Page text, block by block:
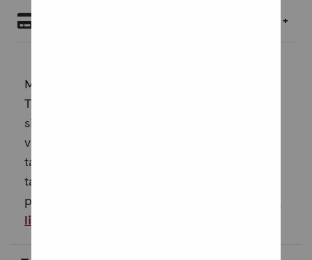
Menestyskirjailija Katri Syvärisen odotetut
Taikahetkiä elämään -kortit vahvistavat
sisäistä viisauttasi ja auttavat löytämään
vastaukset sisältäsi.Mitä jos arjen ei
tarvitsekaan olla kovin ihmeellistä ollakseen
taianomaista? Löydä elämän taika ja Vuoden
paras päivä -kirjojen kirjoittajan Katri S...
lisää